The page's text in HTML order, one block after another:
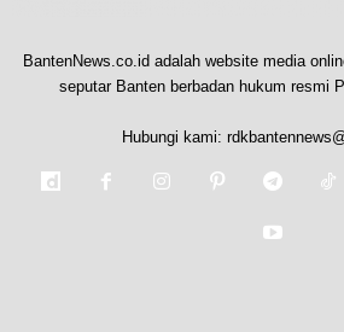
BantenNews.co.id adalah website media
seputar Banten berbadan hukum resmi
Hubungi kami: